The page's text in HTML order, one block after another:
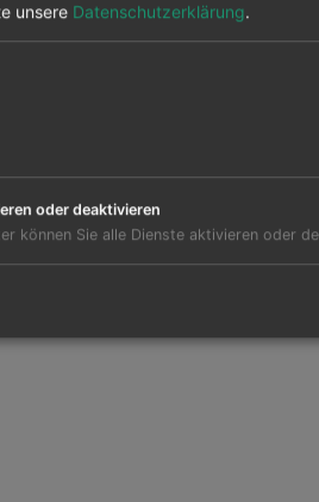
unsere Datenschutzerklärung.
oder deaktivieren
können Sie alle Dienste aktivieren oder